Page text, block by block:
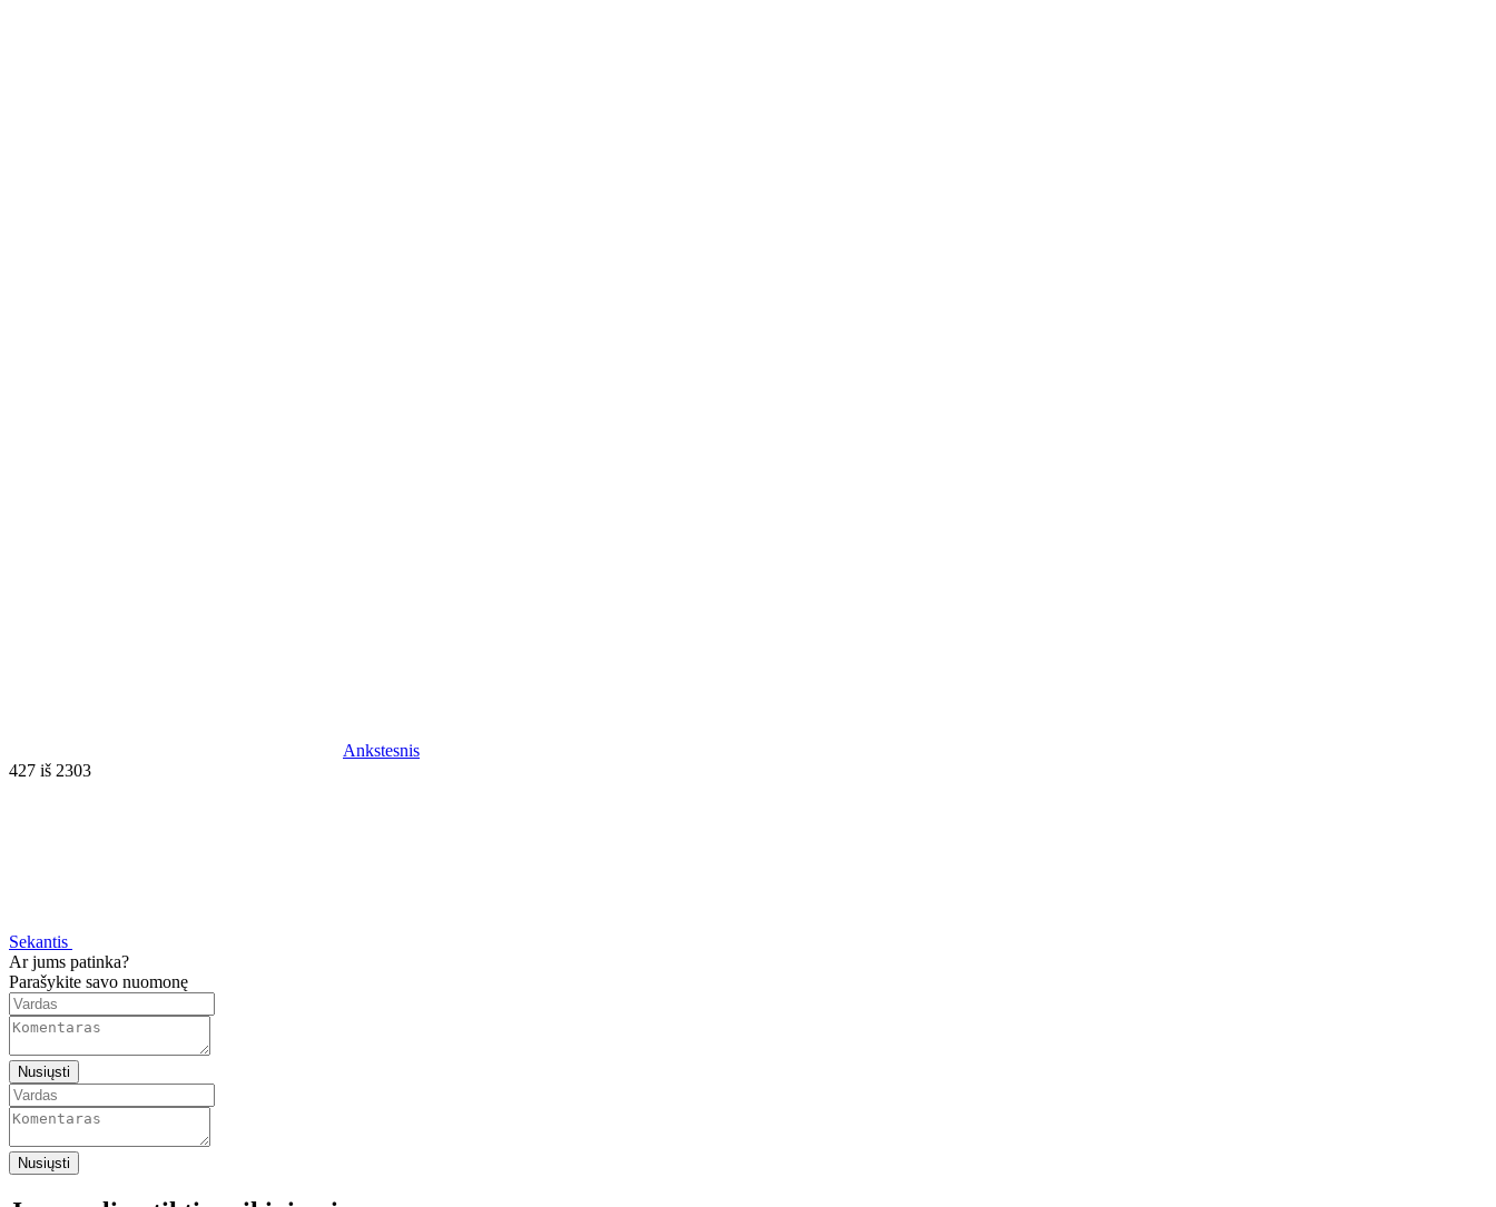
Ankstesnis
427 iš 2303
Sekantis
Ar jums patinka?
Parašykite savo nuomonę
Nusiųsti
Nusiųsti